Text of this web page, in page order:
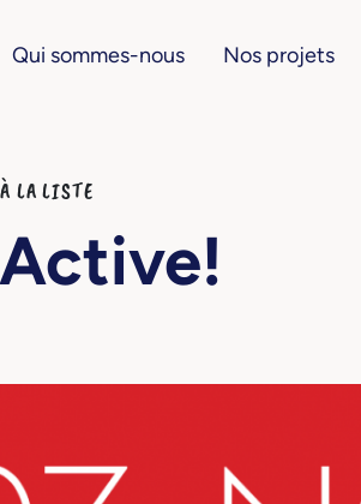
Qui sommes-nous Nos projets
LA LISTE